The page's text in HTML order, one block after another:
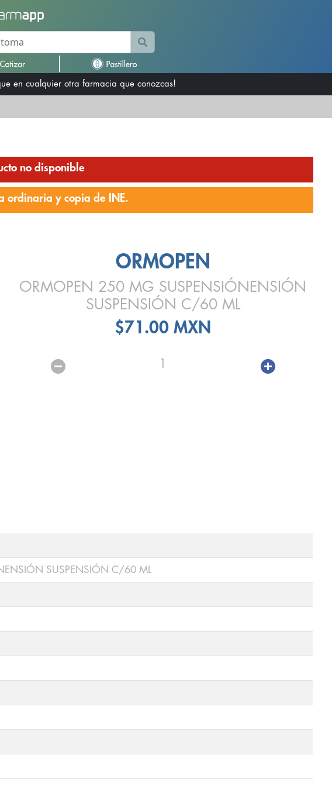
en cualquier otra farmacia que conozcas!
no disponible
ordinaria y copia de INE.
ORMOPEN
ORMOPEN 250 MG SUSPENSIÓNENSIÓN
SUSPENSIÓN C/60 ML
$71.00 MXN
1
SUSPENSIÓN C/60 ML